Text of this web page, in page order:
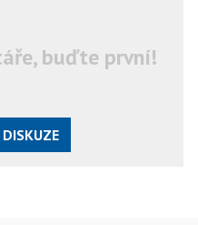
buďte první!